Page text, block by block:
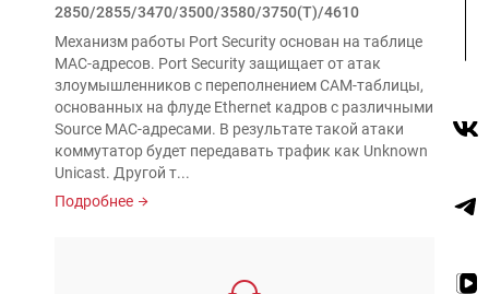
2850/2855/3470/3500/3580/3750(Т)/4610
Механизм работы Port Security основан на таблице
MAC-адресов. Port Security защищает от атак
злоумышленников с переполнением CAM-таблицы,
основанных на флуде Ethernet кадров с различными
Source MAC-адресами. В результате такой атаки
коммутатор будет передавать трафик как Unknown
Unicast. Другой т...
Подробнее